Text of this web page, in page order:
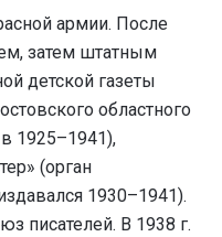
армии. После
затем штатным
детской газеты
областного
1925–1941),
(орган
1930–1941).
писателей. В 1938 г.